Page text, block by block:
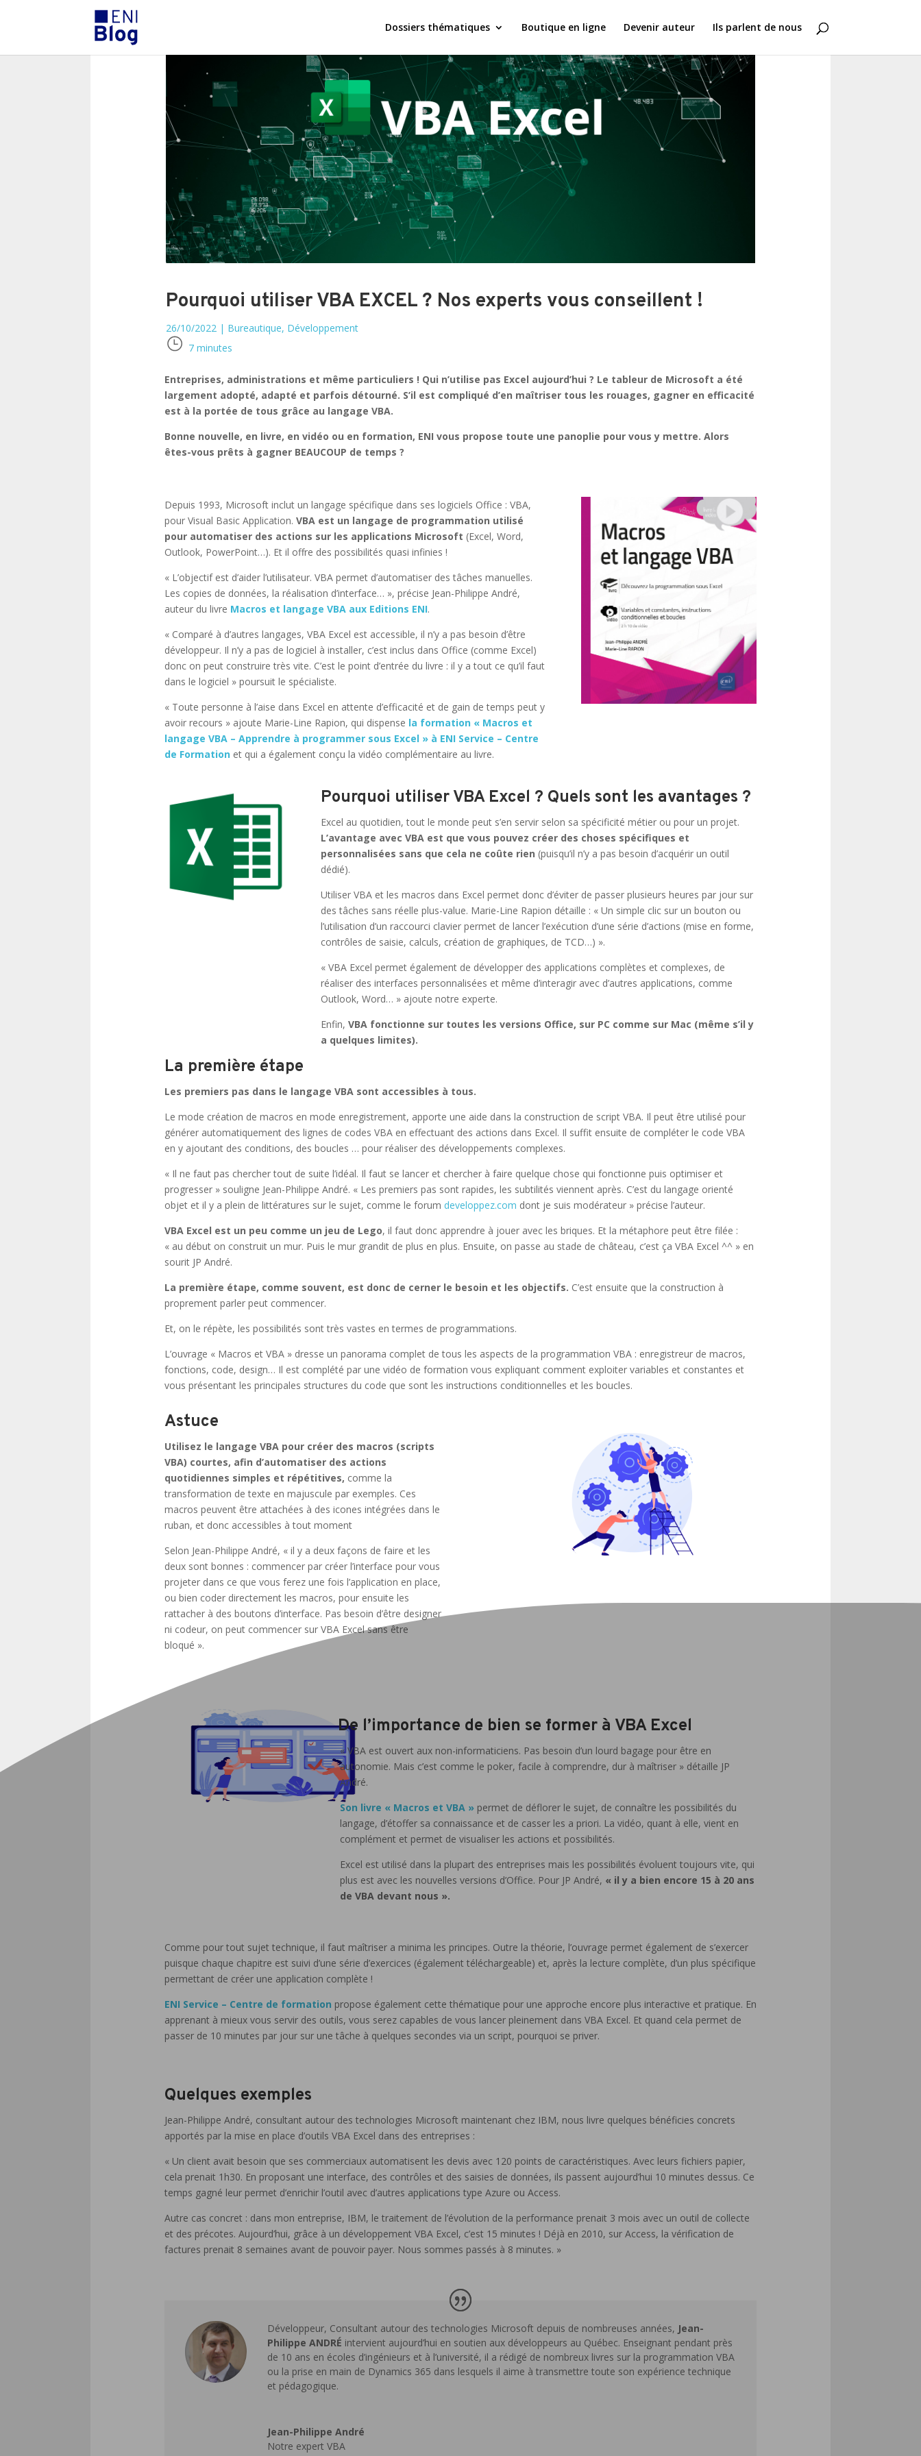
Dossiers thématiques Boutique en ligne Devenir auteur Ils parlent de nous
Pourquoi utiliser VBA EXCEL ? Nos experts vous conseillent !
26/10/2022 | Bureautique, Développement
7 minutes
Entreprises, administrations et même particuliers ! Qui n’utilise pas Excel aujourd’hui ? Le tableur de Microsoft a été
largement adopté, adapté et parfois détourné. S’il est compliqué d’en maîtriser tous les rouages, gagner en efficacité
est à la portée de tous grâce au langage VBA.
Bonne nouvelle, en livre, en vidéo ou en formation, ENI vous propose toute une panoplie pour vous y mettre. Alors
êtes-vous prêts à gagner BEAUCOUP de temps ?
Depuis 1993, Microsoft inclut un langage spécifique dans ses logiciels Office : VBA,
pour Visual Basic Application. VBA est un langage de programmation utilisé
pour automatiser des actions sur les applications Microsoft (Excel, Word,
Outlook, PowerPoint…). Et il offre des possibilités quasi infinies !
« L’objectif est d’aider l’utilisateur. VBA permet d’automatiser des tâches manuelles.
Les copies de données, la réalisation d’interface… », précise Jean-Philippe André,
auteur du livre Macros et langage VBA aux Editions ENI.
« Comparé à d’autres langages, VBA Excel est accessible, il n’y a pas besoin d’être
développeur. Il n’y a pas de logiciel à installer, c’est inclus dans Office (comme Excel)
donc on peut construire très vite. C’est le point d’entrée du livre : il y a tout ce qu’il faut
dans le logiciel » poursuit le spécialiste.
« Toute personne à l’aise dans Excel en attente d’efficacité et de gain de temps peut y
avoir recours » ajoute Marie-Line Rapion, qui dispense la formation « Macros et
langage VBA – Apprendre à programmer sous Excel » à ENI Service – Centre
de Formation et qui a également conçu la vidéo complémentaire au livre.
Pourquoi utiliser VBA Excel ? Quels sont les avantages ?
Excel au quotidien, tout le monde peut s’en servir selon sa spécificité métier ou pour un projet.
L’avantage avec VBA est que vous pouvez créer des choses spécifiques et
personnalisées sans que cela ne coûte rien (puisqu’il n’y a pas besoin d’acquérir un outil
dédié).
Utiliser VBA et les macros dans Excel permet donc d’éviter de passer plusieurs heures par jour sur
des tâches sans réelle plus-value. Marie-Line Rapion détaille : « Un simple clic sur un bouton ou
l’utilisation d’un raccourci clavier permet de lancer l’exécution d’une série d’actions (mise en forme,
contrôles de saisie, calculs, création de graphiques, de TCD…) ».
« VBA Excel permet également de développer des applications complètes et complexes, de
réaliser des interfaces personnalisées et même d’interagir avec d’autres applications, comme
Outlook, Word… » ajoute notre experte.
Enfin, VBA fonctionne sur toutes les versions Office, sur PC comme sur Mac (même s’il y
a quelques limites).
La première étape
Les premiers pas dans le langage VBA sont accessibles à tous.
Le mode création de macros en mode enregistrement, apporte une aide dans la construction de script VBA. Il peut être utilisé pour
générer automatiquement des lignes de codes VBA en effectuant des actions dans Excel. Il suffit ensuite de compléter le code VBA
en y ajoutant des conditions, des boucles … pour réaliser des développements complexes.
« Il ne faut pas chercher tout de suite l’idéal. Il faut se lancer et chercher à faire quelque chose qui fonctionne puis optimiser et
progresser » souligne Jean-Philippe André. « Les premiers pas sont rapides, les subtilités viennent après. C’est du langage orienté
objet et il y a plein de littératures sur le sujet, comme le forum developpez.com dont je suis modérateur » précise l’auteur.
VBA Excel est un peu comme un jeu de Lego, il faut donc apprendre à jouer avec les briques. Et la métaphore peut être filée :
« au début on construit un mur. Puis le mur grandit de plus en plus. Ensuite, on passe au stade de château, c’est ça VBA Excel ^^ » en
sourit JP André.
La première étape, comme souvent, est donc de cerner le besoin et les objectifs. C’est ensuite que la construction à
proprement parler peut commencer.
Et, on le répète, les possibilités sont très vastes en termes de programmations.
L’ouvrage « Macros et VBA » dresse un panorama complet de tous les aspects de la programmation VBA : enregistreur de macros,
fonctions, code, design… Il est complété par une vidéo de formation vous expliquant comment exploiter variables et constantes et
vous présentant les principales structures du code que sont les instructions conditionnelles et les boucles.
Astuce
Utilisez le langage VBA pour créer des macros (scripts
VBA) courtes, afin d’automatiser des actions
quotidiennes simples et répétitives, comme la
transformation de texte en majuscule par exemples. Ces
macros peuvent être attachées à des icones intégrées dans le
ruban, et donc accessibles à tout moment
Selon Jean-Philippe André, « il y a deux façons de faire et les
deux sont bonnes : commencer par créer l’interface pour vous
projeter dans ce que vous ferez une fois l’application en place,
ou bien coder directement les macros, pour ensuite les
rattacher à des boutons d’interface. Pas besoin d’être designer
ni codeur, on peut commencer sur VBA Excel sans être
bloqué ».
De l’importance de bien se former à VBA Excel
« VBA est ouvert aux non-informaticiens. Pas besoin d’un lourd bagage pour être en
autonomie. Mais c’est comme le poker, facile à comprendre, dur à maîtriser » détaille JP
André.
Son livre « Macros et VBA » permet de déflorer le sujet, de connaître les possibilités du
langage, d’étoffer sa connaissance et de casser les a priori. La vidéo, quant à elle, vient en
complément et permet de visualiser les actions et possibilités.
Excel est utilisé dans la plupart des entreprises mais les possibilités évoluent toujours vite, qui
plus est avec les nouvelles versions d’Office. Pour JP André, « il y a bien encore 15 à 20 ans
de VBA devant nous ».
Comme pour tout sujet technique, il faut maîtriser a minima les principes. Outre la théorie, l’ouvrage permet également de s’exercer
puisque chaque chapitre est suivi d’une série d’exercices (également téléchargeable) et, après la lecture complète, d’un plus spécifique
permettant de créer une application complète !
ENI Service – Centre de formation propose également cette thématique pour une approche encore plus interactive et pratique. En
apprenant à mieux vous servir des outils, vous serez capables de vous lancer pleinement dans VBA Excel. Et quand cela permet de
passer de 10 minutes par jour sur une tâche à quelques secondes via un script, pourquoi se priver.
Quelques exemples
Jean-Philippe André, consultant autour des technologies Microsoft maintenant chez IBM, nous livre quelques bénéficies concrets
apportés par la mise en place d’outils VBA Excel dans des entreprises :
« Un client avait besoin que ses commerciaux automatisent les devis avec 120 points de caractéristiques. Avec leurs fichiers papier,
cela prenait 1h30. En proposant une interface, des contrôles et des saisies de données, ils passent aujourd’hui 10 minutes dessus. Ce
temps gagné leur permet d’enrichir l’outil avec d’autres applications type Azure ou Access.
Autre cas concret : dans mon entreprise, IBM, le traitement de l’évolution de la performance prenait 3 mois avec un outil de collecte
et des précotes. Aujourd’hui, grâce à un développement VBA Excel, c’est 15 minutes ! Déjà en 2010, sur Access, la vérification de
factures prenait 8 semaines avant de pouvoir payer. Nous sommes passés à 8 minutes. »
Développeur, Consultant autour des technologies Microsoft depuis de nombreuses années, Jean-
Philippe ANDRÉ intervient aujourd’hui en soutien aux développeurs au Québec. Enseignant pendant près
de 10 ans en écoles d’ingénieurs et à l’université, il a rédigé de nombreux livres sur la programmation VBA
ou la prise en main de Dynamics 365 dans lesquels il aime à transmettre toute son expérience technique
et pédagogique.
Jean-Philippe André
Notre expert VBA